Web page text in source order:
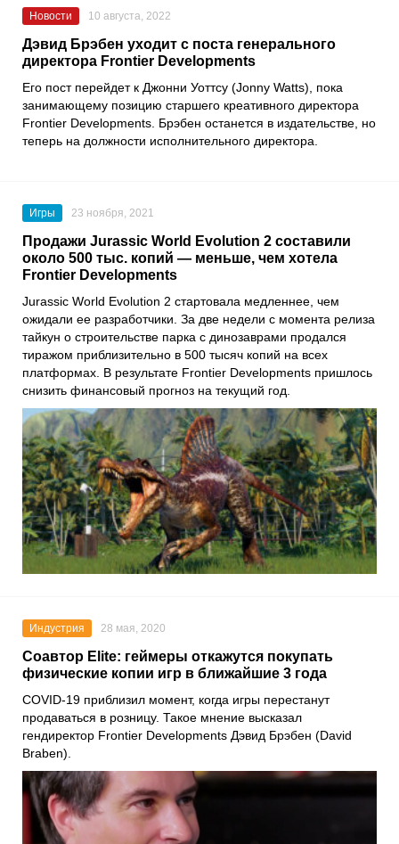
Новости 10 августа, 2022
Дэвид Брэбен уходит с поста генерального
директора Frontier Developments
Его пост перейдет к Джонни Уоттсу (Jonny Watts), пока
занимающему позицию старшего креативного директора
Frontier Developments . Брэбен останется в издательстве, но
теперь на должности исполнительного директора.
Игры 23 ноября, 2021
Продажи Jurassic World Evolution 2 составили
около 500 тыс. копий — меньше, чем хотела
Frontier Developments
Jurassic World Evolution 2 стартовала медленнее, чем
ожидали ее разработчики. За две недели с момента релиза
тайкун о строительстве парка с динозаврами продался
тиражом приблизительно в 500 тысяч копий на всех
платформах. В результате Frontier Developments пришлось
снизить финансовый прогноз на текущий год.
Индустрия 28 мая, 2020
Соавтор Elite: геймеры откажутся покупать
физические копии игр в ближайшие 3 года
COVID-19 приблизил момент, когда игры перестанут
продаваться в розницу. Такое мнение высказал
гендиректор Frontier Developments Дэвид Брэбен (David
Braben).